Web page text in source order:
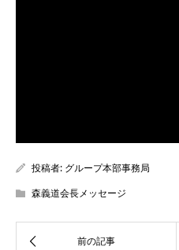
投稿者: グループ本部事務局
森義道会長メッセージ